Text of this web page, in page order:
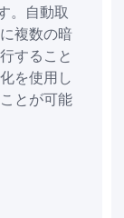
。自動取
複数の暗
すること
を使用し
とが可能